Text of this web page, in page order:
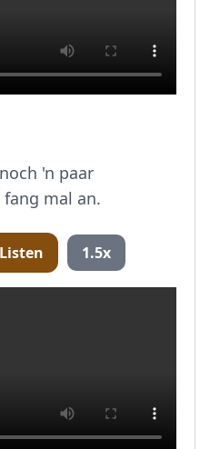
'n paar
mal an.
Listen 1.5x